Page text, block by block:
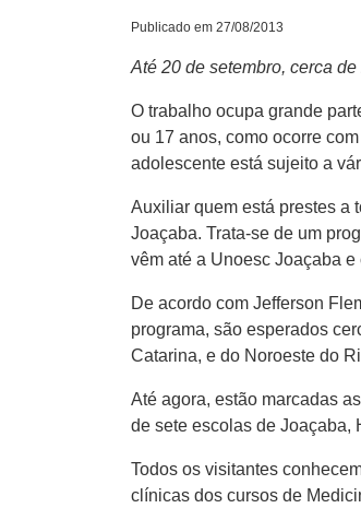
Publicado em 27/08/2013
Até 20 de setembro, cerca
O trabalho ocupa grande
ou 17 anos, como ocorre
adolescente está sujeito a
Auxiliar quem está prestes a
Joaçaba. Trata-se de um
vêm até a Unoesc Joaçaba
De acordo com Jefferson
programa, são esperados
Catarina, e do Noroeste do
Até agora, estão marcadas
de sete escolas de Joaçaba,
Todos os visitantes
clínicas dos cursos de